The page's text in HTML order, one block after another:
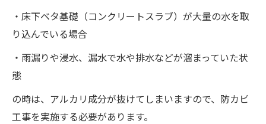
・床下ベタ基礎（コンクリートスラブ）が大量の水を取
り込んでいる場合
・雨漏りや浸水、漏水で水や排水などが溜まっていた状
態
の時は、アルカリ成分が抜けてしまいますので、防カビ
工事を実施する必要があります。